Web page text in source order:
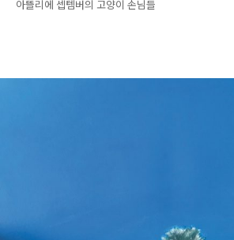
아뜰리에 셉템버의 고양이 손님들